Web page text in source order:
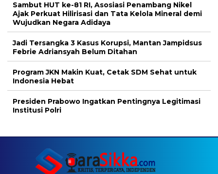
Sambut HUT ke-81 RI, Asosiasi Penambang Nikel
Ajak Perkuat Hilirisasi dan Tata Kelola Mineral demi
Wujudkan Negara Adidaya
Jadi Tersangka 3 Kasus Korupsi, Mantan Jampidsus
Febrie Adriansyah Belum Ditahan
Program JKN Makin Kuat, Cetak SDM Sehat untuk
Indonesia Hebat
Presiden Prabowo Ingatkan Pentingnya Legitimasi
Institusi Polri